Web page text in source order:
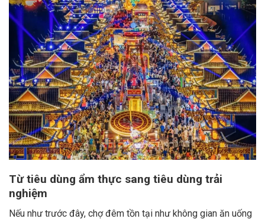
Từ tiêu dùng ẩm thực sang tiêu dùng trải
nghiệm
Nếu như trước đây, chợ đêm tồn tại như không gian ăn uống